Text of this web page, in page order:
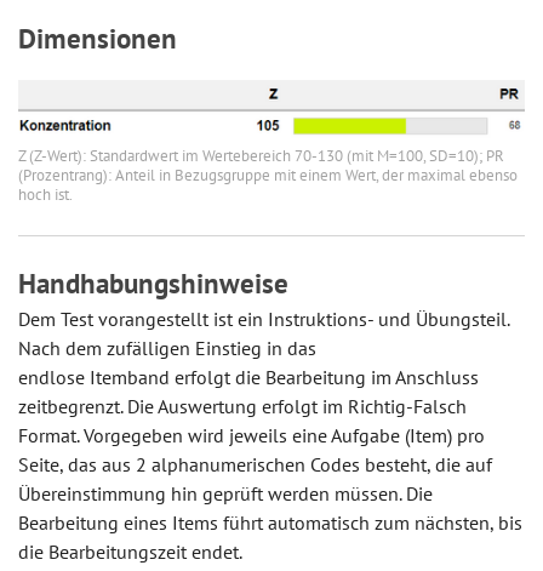
Dimensionen
Z (Z-Wert): Standardwert im Wertebereich 70-130 (mit M=100, SD=10); PR
(Prozentrang): Anteil in Bezugsgruppe mit einem Wert, der maximal ebenso
hoch ist.
Handhabungshinweise
Dem Test vorangestellt ist ein Instruktions- und Übungsteil.
Nach dem zufälligen Einstieg in das
endlose Itemband erfolgt die Bearbeitung im Anschluss
zeitbegrenzt. Die Auswertung erfolgt im Richtig-Falsch
Format. Vorgegeben wird jeweils eine Aufgabe (Item) pro
Seite, das aus 2 alphanumerischen Codes besteht, die auf
Übereinstimmung hin geprüft werden müssen. Die
Bearbeitung eines Items führt automatisch zum nächsten, bis
die Bearbeitungszeit endet.